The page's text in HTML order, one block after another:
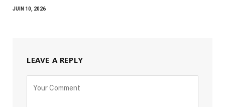
JUIN 10, 2026
LEAVE A REPLY